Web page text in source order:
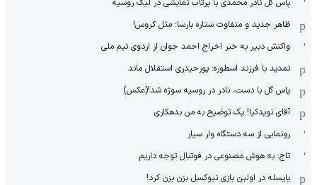
پاس گل نادر محمدی با پرتاب نمایشی در لیگ روسیه
ظاهر جدید و متفاوت ستاره بارسا: مثل کروس!
واکنش دبیر به خبر اخراج احمد جوان از اردوی تیم ملی
تمدید با فرزند اسطوره: پورحیدری استقلال ماند
پاس گل با دست، نادر در روسیه سوژه شد!(عکس)
آقای نویدکیا! یک توضیح به من بدهکاری
رونمایی از سه دستگاه وار سیار
تاج: به هوش مصنوعی در فوتبال توجه داریم
یایسله در اولین بازی نیوکسل بزن بزن کرد!